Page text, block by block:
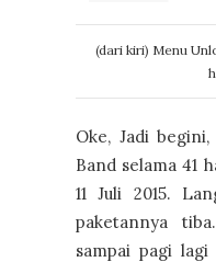
(dari kiri) Menu
Oke, Jadi
Band selama 41
11 Juli 2015.
paketannya
sampai pagi